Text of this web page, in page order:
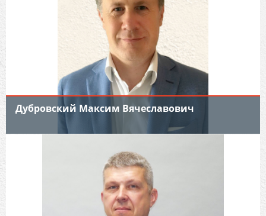
Дубровский Максим Вячеславович